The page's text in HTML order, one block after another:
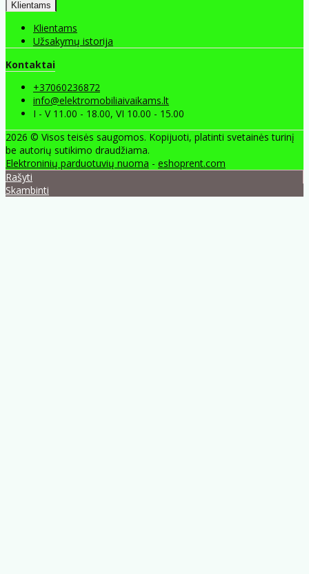
Klientams
Klientams
Užsakymų istorija
Kontaktai
+37060236872
info@elektromobiliaivaikams.lt
I - V 11.00 - 18.00, VI 10.00 - 15.00
2026 © Visos teisės saugomos. Kopijuoti, platinti svetainės turinį
be autorių sutikimo draudžiama.
Elektroninių parduotuvių nuoma - eshoprent.com
Rašyti
Skambinti